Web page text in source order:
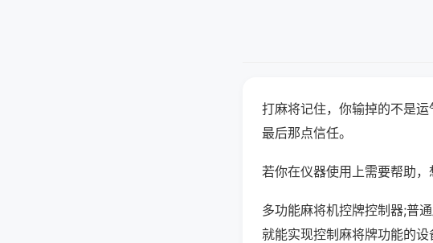
打麻将记住，你输掉的不是
最后那点信任。
若你在仪器使用上需要帮助
多功能麻将机控牌控制器;普
就能实现控制麻将牌功能的设